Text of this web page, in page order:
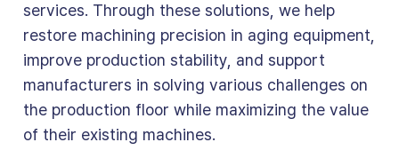
services. Through these solutions, we help
restore machining precision in aging equipment,
improve production stability, and support
manufacturers in solving various challenges on
the production floor while maximizing the value
of their existing machines.